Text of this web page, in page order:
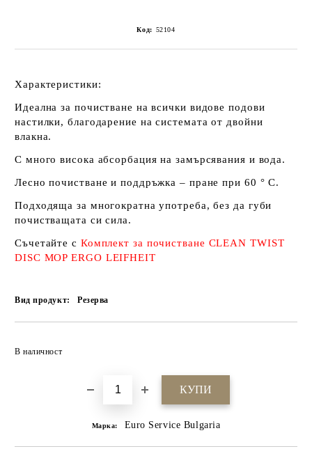
Код: 52104
Характеристики:
Идеална за почистване на всички видове подови
настилки, благодарение на системата от двойни
влакна.
С много висока абсорбация на замърсявания и вода.
Лесно почистване и поддръжка – пране при 60 ° C.
Подходяща за многократна употреба, без да губи
почистващата си сила.
Съчетайте с Комплект за почистване CLEAN TWIST
DISC MOP ERGO LEIFHEIT
Вид продукт: Резерва
В наличност
Марка: Euro Service Bulgaria